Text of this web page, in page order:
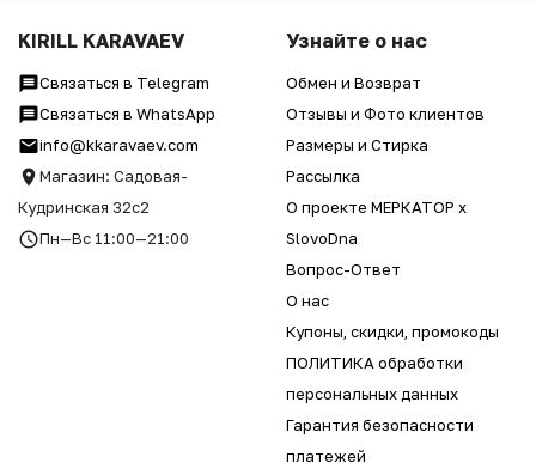
KIRILL KARAVAEV
Связаться в Telegram
Связаться в WhatsApp
info@kkaravaev.com
Магазин: Садовая-
Кудринская 32с2
Пн—Вс 11:00—21:00
Узнайте о нас
Обмен и Возврат
Отзывы и Фото клиентов
Размеры и Стирка
Рассылка
О проекте МЕРКАТОР x
SlovoDna
Вопрос-Ответ
О нас
Купоны, скидки, промокоды
ПОЛИТИКА обработки
персональных данных
Гарантия безопасности
платежей